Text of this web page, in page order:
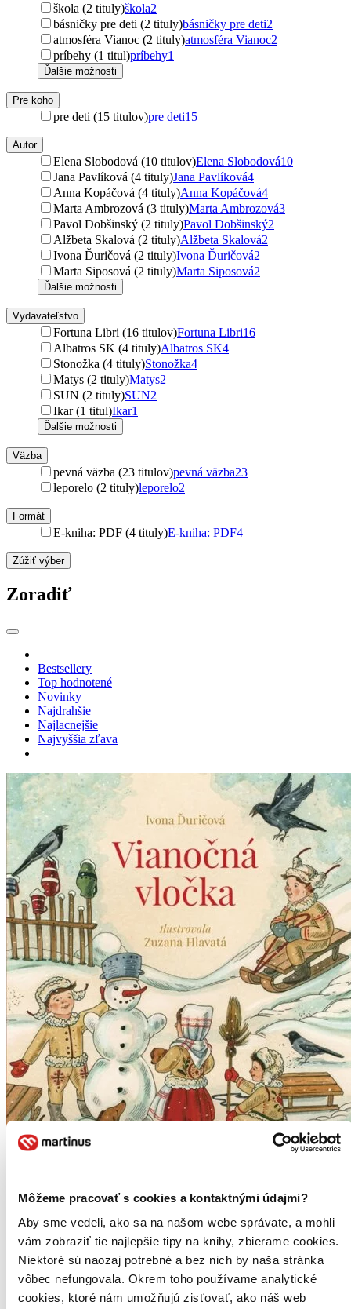
Môžeme pracovať s cookies a kontaktnými údajmi?
Aby sme vedeli, ako sa na našom webe správate, a mohli
vám zobraziť tie najlepšie tipy na knihy, zbierame cookies.
Niektoré sú naozaj potrebné a bez nich by naša stránka
vôbec nefungovala. Okrem toho používame analytické
cookies, ktoré nám umožňujú zisťovať, ako náš web
škola (2 tituly)škola2
básničky pre deti (2 tituly)básničky pre deti2
atmosféra Vianoc (2 tituly)atmosféra Vianoc2
príbehy (1 titul)príbehy1
Ďalšie možnosti
Pre koho
pre deti (15 titulov)pre deti15
Autor
Elena Slobodová (10 titulov)Elena Slobodová10
Jana Pavlíková (4 tituly)Jana Pavlíková4
Anna Kopáčová (4 tituly)Anna Kopáčová4
Marta Ambrozová (3 tituly)Marta Ambrozová3
Pavol Dobšinský (2 tituly)Pavol Dobšinský2
Alžbeta Skalová (2 tituly)Alžbeta Skalová2
Ivona Ďuričová (2 tituly)Ivona Ďuričová2
Marta Siposová (2 tituly)Marta Siposová2
Ďalšie možnosti
Vydavateľstvo
Fortuna Libri (16 titulov)Fortuna Libri16
Albatros SK (4 tituly)Albatros SK4
Stonožka (4 tituly)Stonožka4
Matys (2 tituly)Matys2
SUN (2 tituly)SUN2
Ikar (1 titul)Ikar1
Ďalšie možnosti
Väzba
pevná väzba (23 titulov)pevná väzba23
leporelo (2 tituly)leporelo2
Formát
E-kniha: PDF (4 tituly)E-kniha: PDF4
Zúžiť výber
Zoradiť
Bestsellery
Top hodnotené
Novinky
Najdrahšie
Najlacnejšie
Najvyššia zľava
Vianočná vločka
Ivona Ďuričová
Vianoce sú ten najkrajší a najzázračnejší deň. Myslí si to aj malá
Barborka. Na zdobenie stromčeka, slávnostnú večeru a darčeky sa